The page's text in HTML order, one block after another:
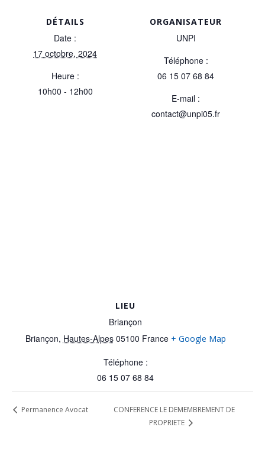
DÉTAILS
Date :
17 octobre, 2024
Heure :
10h00 - 12h00
ORGANISATEUR
UNPI
Téléphone :
06 15 07 68 84
E-mail :
contact@unpi05.fr
LIEU
Briançon
Briançon, Hautes-Alpes 05100 France + Google Map
Téléphone :
06 15 07 68 84
Permanence Avocat
CONFERENCE LE DEMEMBREMENT DE
PROPRIETE